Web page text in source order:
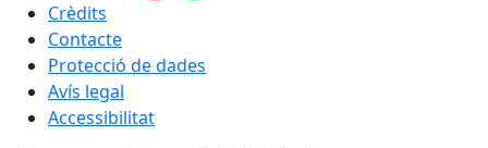
Crèdits
Contacte
Protecció de dades
Avís legal
Accessibilitat